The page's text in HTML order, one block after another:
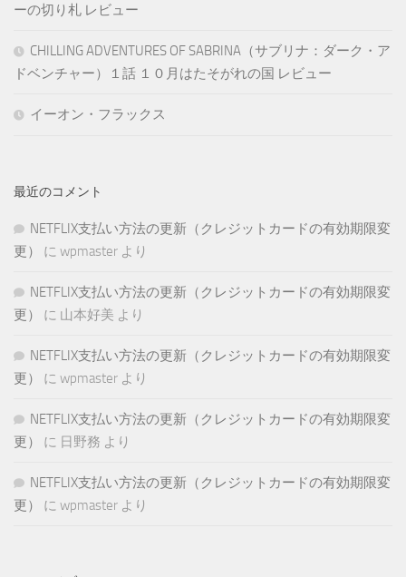
ーの切り札 レビュー
CHILLING ADVENTURES OF SABRINA（サブリナ：ダーク・ア
ドベンチャー）１話 １０月はたそがれの国 レビュー
イーオン・フラックス
最近のコメント
NETFLIX支払い方法の更新（クレジットカードの有効期限変
更）
に wpmaster より
NETFLIX支払い方法の更新（クレジットカードの有効期限変
更）
に 山本好美 より
NETFLIX支払い方法の更新（クレジットカードの有効期限変
更）
に wpmaster より
NETFLIX支払い方法の更新（クレジットカードの有効期限変
更）
に 日野務 より
NETFLIX支払い方法の更新（クレジットカードの有効期限変
更）
に wpmaster より